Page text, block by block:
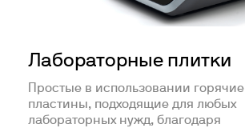
Лабораторные плитки
Простые в использовании горячие
пластины, подходящие для любых
лабораторных нужд, благодаря